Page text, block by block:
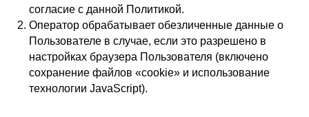
согласие с данной Политикой.
Оператор обрабатывает обезличенные данные о
Пользователе в случае, если это разрешено в
настройках браузера Пользователя (включено
сохранение файлов «cookie» и использование
технологии JavaScript).